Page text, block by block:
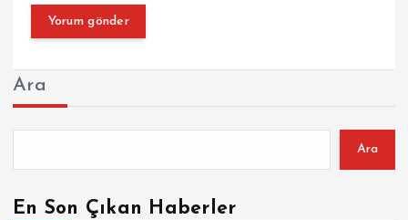
Ara
Ara
En Son Çıkan Haberler